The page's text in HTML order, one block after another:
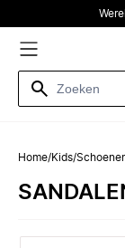
Home/Kids/